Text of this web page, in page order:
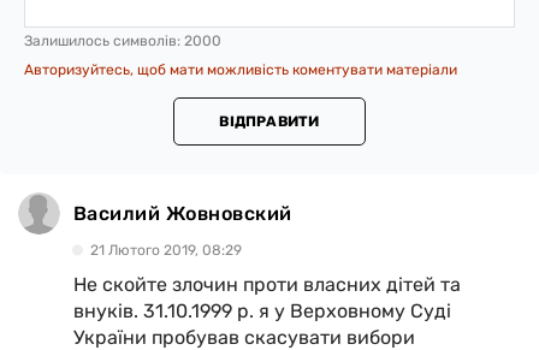
Залишилось символів: 2000
Авторизуйтесь, щоб мати можливість коментувати матеріали
ВІДПРАВИТИ
Василий Жовновский
21 Лютого 2019, 08:29
Не скойте злочин проти власних дітей та
внуків. 31.10.1999 р. я у Верховному Суді
України пробував скасувати вибори